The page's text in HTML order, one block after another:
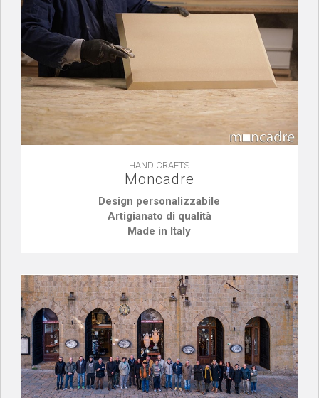
HANDICRAFTS
Moncadre
Design personalizzabile
Artigianato di qualità
Made in Italy